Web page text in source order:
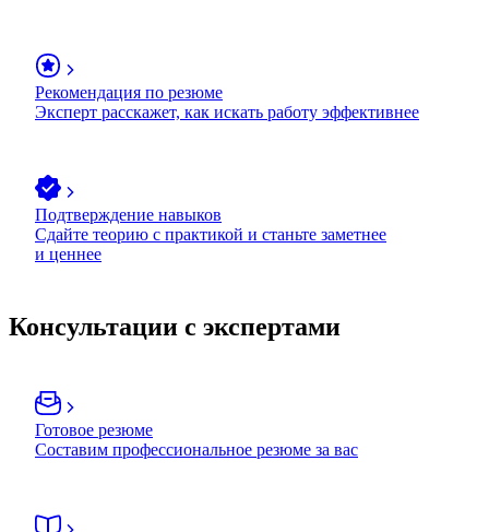
Рекомендация по резюме
Эксперт расскажет, как искать работу эффективнее
Подтверждение навыков
Сдайте теорию с практикой и станьте заметнее
и ценнее
Консультации с экспертами
Готовое резюме
Составим профессиональное резюме за вас